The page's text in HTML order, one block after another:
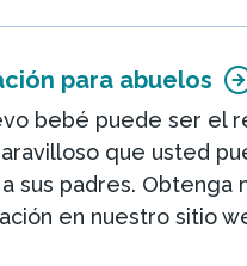
para abuelos
bebé puede ser el
que usted
sus padres. Obtenga
en nuestro sitio